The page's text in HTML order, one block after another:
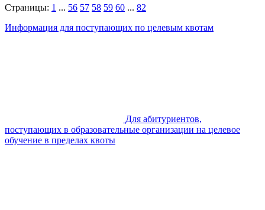
Страницы: 1 ... 56 57 58 59 60 ... 82
Информация для поступающих по целевым квотам
Для абитуриентов,
поступающих в образовательные организации на целевое
обучение в пределах квоты